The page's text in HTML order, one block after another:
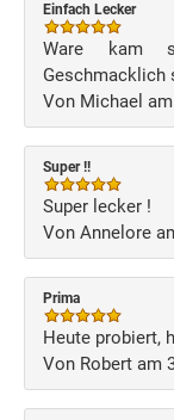
Einfach Lecker
Ware kam
Geschmacklich
Von Michael am
Super !!
Super lecker !
Von Annelore
Prima
Heute probiert,
Von Robert am